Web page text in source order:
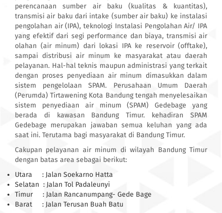
perencanaan sumber air baku (kualitas & kuantitas),
transmisi air baku dari intake (sumber air baku) ke instalasi
pengolahan air (IPA), teknologi Instalasi Pengolahan Air/ IPA
yang efektif dari segi performance dan biaya, transmisi air
olahan (air minum) dari lokasi IPA ke reservoir (offtake),
sampai distribusi air minum ke masyarakat atau daerah
pelayanan. Hal-hal teknis maupun administrasi yang terkait
dengan proses penyediaan air minum dimasukkan dalam
sistem pengelolaan SPAM. Perusahaan Umum Daerah
(Perumda) Tirtawening Kota Bandung tengah menyelesaikan
sistem penyediaan air minum (SPAM) Gedebage yang
berada di kawasan Bandung Timur. kehadiran SPAM
Gedebage merupakan jawaban semua keluhan yang ada
saat ini. Terutama bagi masyarakat di Bandung Timur.
Cakupan pelayanan air minum di wilayah Bandung Timur
dengan batas area sebagai berikut:
Utara : Jalan Soekarno Hatta
Selatan : Jalan Tol Padaleunyi
Timur : Jalan Rancanumpang- Gede Bage
Barat : Jalan Terusan Buah Batu